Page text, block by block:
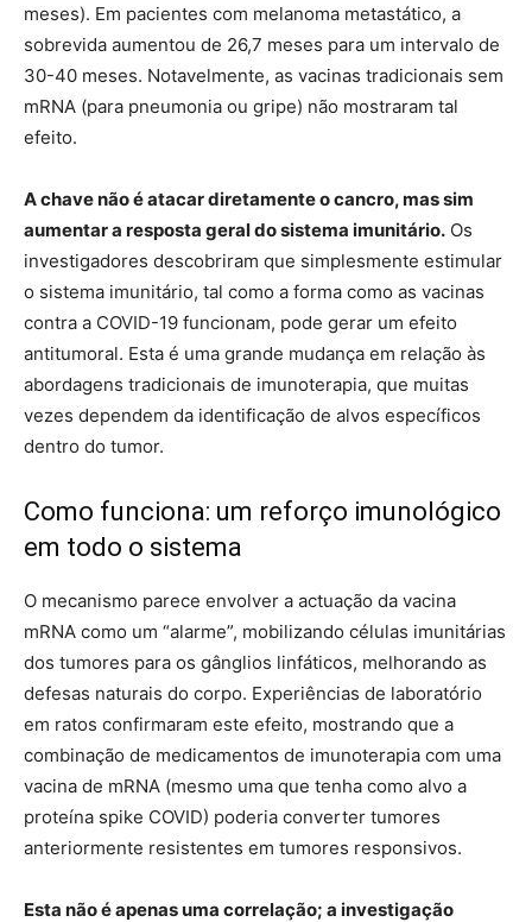
meses). Em pacientes com melanoma metastático, a
sobrevida aumentou de 26,7 meses para um intervalo de
30-40 meses. Notavelmente, as vacinas tradicionais sem
mRNA (para pneumonia ou gripe) não mostraram tal
efeito.
A chave não é atacar diretamente o cancro, mas sim
aumentar a resposta geral do sistema imunitário. Os
investigadores descobriram que simplesmente estimular
o sistema imunitário, tal como a forma como as vacinas
contra a COVID-19 funcionam, pode gerar um efeito
antitumoral. Esta é uma grande mudança em relação às
abordagens tradicionais de imunoterapia, que muitas
vezes dependem da identificação de alvos específicos
dentro do tumor.
Como funciona: um reforço imunológico
em todo o sistema
O mecanismo parece envolver a actuação da vacina
mRNA como um “alarme”, mobilizando células imunitárias
dos tumores para os gânglios linfáticos, melhorando as
defesas naturais do corpo. Experiências de laboratório
em ratos confirmaram este efeito, mostrando que a
combinação de medicamentos de imunoterapia com uma
vacina de mRNA (mesmo uma que tenha como alvo a
proteína spike COVID) poderia converter tumores
anteriormente resistentes em tumores responsivos.
Esta não é apenas uma correlação; a investigação